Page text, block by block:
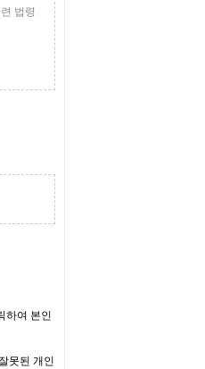
법령
하여 본인
못된 개인